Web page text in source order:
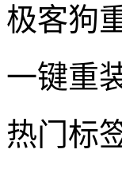
极客狗
一键重
热门标